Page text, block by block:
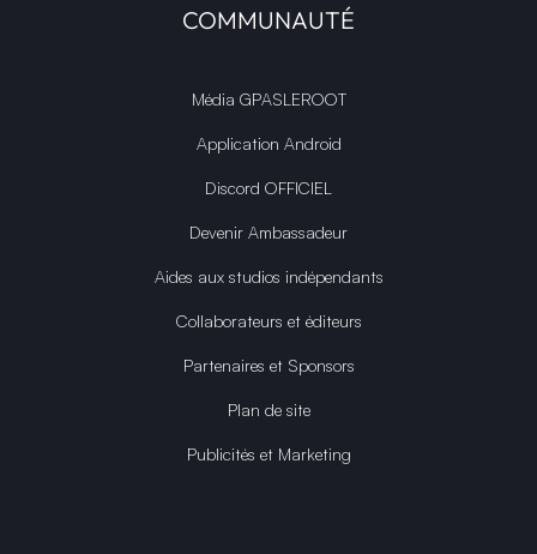
COMMUNAUTÉ
Média GPASLEROOT
Application Android
Discord OFFICIEL
Devenir Ambassadeur
Aides aux studios indépendants
Collaborateurs et éditeurs
Partenaires et Sponsors
Plan de site
Publicités et Marketing